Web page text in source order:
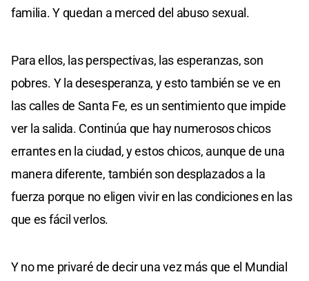
familia. Y quedan a merced del abuso sexual.
Para ellos, las perspectivas, las esperanzas, son
pobres. Y la desesperanza, y esto también se ve en
las calles de Santa Fe, es un sentimiento que impide
ver la salida. Continúa que hay numerosos chicos
errantes en la ciudad, y estos chicos, aunque de una
manera diferente, también son desplazados a la
fuerza porque no eligen vivir en las condiciones en las
que es fácil verlos.
Y no me privaré de decir una vez más que el Mundial